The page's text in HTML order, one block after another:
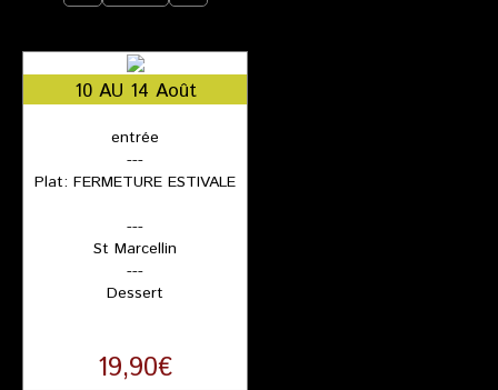
10 AU 14 Août
entrée
---
Plat: FERMETURE ESTIVALE
---
St Marcellin
---
Dessert
19,90€